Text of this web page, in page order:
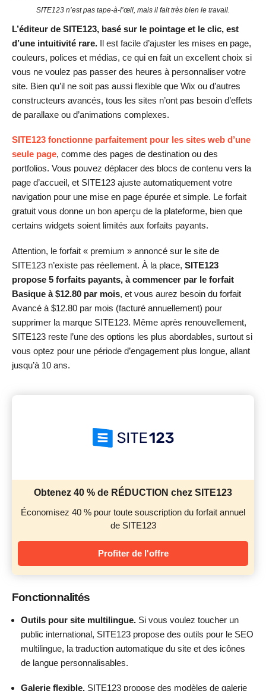
SITE123 n’est pas tape-à-l’œil, mais il fait très bien le travail.
L’éditeur de SITE123, basé sur le pointage et le clic, est
d’une intuitivité rare. Il est facile d’ajuster les mises en page,
couleurs, polices et médias, ce qui en fait un excellent choix si
vous ne voulez pas passer des heures à personnaliser votre
site. Bien qu’il ne soit pas aussi flexible que Wix ou d’autres
constructeurs avancés, tous les sites n’ont pas besoin d’effets
de parallaxe ou d’animations complexes.
SITE123 fonctionne parfaitement pour les sites web d’une
seule page, comme des pages de destination ou des
portfolios. Vous pouvez déplacer des blocs de contenu vers la
page d’accueil, et SITE123 ajuste automatiquement votre
navigation pour une mise en page épurée et simple. Le forfait
gratuit vous donne un bon aperçu de la plateforme, bien que
certains widgets soient limités aux forfaits payants.
Attention, le forfait « premium » annoncé sur le site de
SITE123 n’existe pas réellement. À la place, SITE123
propose 5 forfaits payants, à commencer par le forfait
Basique à$12.80 par mois, et vous aurez besoin du forfait
Avancé à $12.80 par mois (facturé annuellement) pour
supprimer la marque SITE123. Même après renouvellement,
SITE123 reste l’une des options les plus abordables, surtout si
vous optez pour une période d’engagement plus longue, allant
jusqu’à 10 ans.
Obtenez 40 % de RÉDUCTION chez SITE123
Économisez 40 % pour toute souscription du forfait annuel
de SITE123
Profiter de l'offre
Fonctionnalités
Outils pour site multilingue. Si vous voulez toucher un
public international, SITE123 propose des outils pour le SEO
multilingue, la traduction automatique du site et des icônes
de langue personnalisables.
Galerie flexible. SITE123 propose des modèles de galerie